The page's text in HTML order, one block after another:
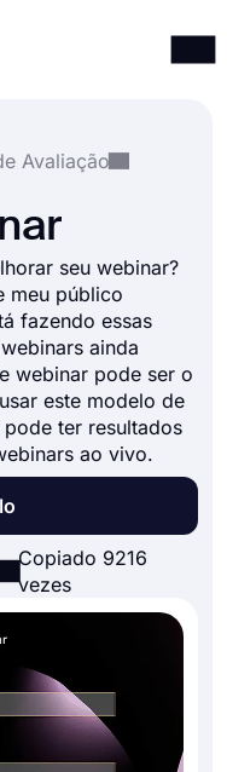
Avaliação
seu webinar?
meu público
fazendo essas
ainda
webinar pode ser o
este modelo de
ter resultados
ao vivo.
Copiado 9216
vezes